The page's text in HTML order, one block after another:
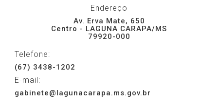
Endereço
Av. Erva Mate, 650
Centro - LAGUNA CARAPA/MS
79920-000
Telefone:
(67) 3438-1202
E-mail:
gabinete@lagunacarapa.ms.gov.br